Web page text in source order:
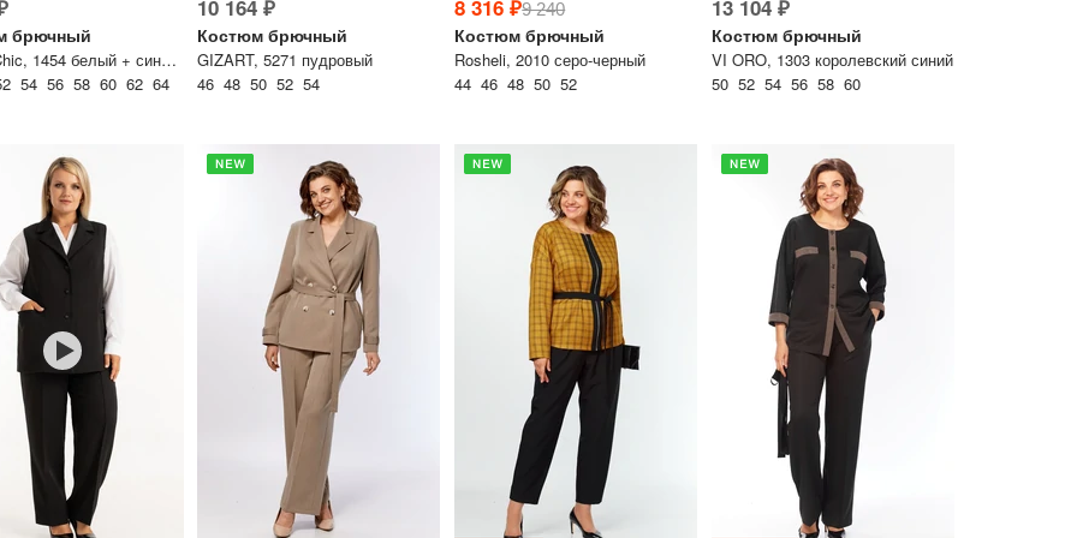
брючный
Michel Chic, 1454 белый + синий гленчек
54 56 58 60 62 64
10 164 ₽
Костюм брючный
GIZART, 5271 пудровый
46 48 50 52 54
8 316 ₽9 240
Костюм брючный
Rosheli, 2010 серо-черный
44 46 48 50 52
13 104 ₽
Костюм брючный
VI ORO, 1303 королевский синий
50 52 54 56 58 60